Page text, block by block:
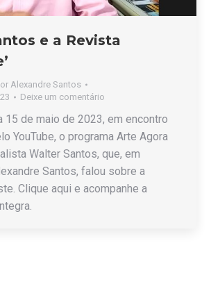
e a Revista
Alexandre Santos
Deixe um comentário
15 de maio de 2023, em encontro
YouTube, o programa Arte Agora
Walter Santos, que, em
Santos, falou sobre a
Clique aqui e acompanhe a